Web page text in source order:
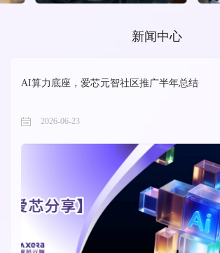
新闻中心
AI算力底座，爱芯元智社区推广半年总结
2026-06-23